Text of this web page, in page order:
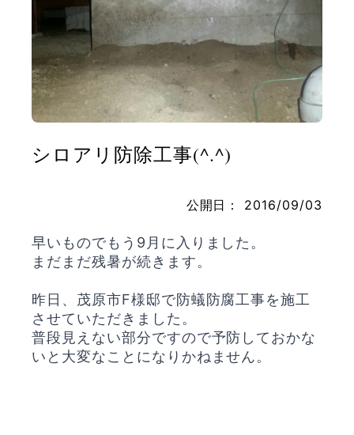
お問い合わせ
シロアリ防除工事(^.^)
公開日： 2016/09/03
早いものでもう9月に入りました。
まだまだ残暑が続きます。
昨日、茂原市F様邸で防蟻防腐工事を施工
させていただきました。
普段見えない部分ですので予防しておかな
いと大変なことになりかねません。